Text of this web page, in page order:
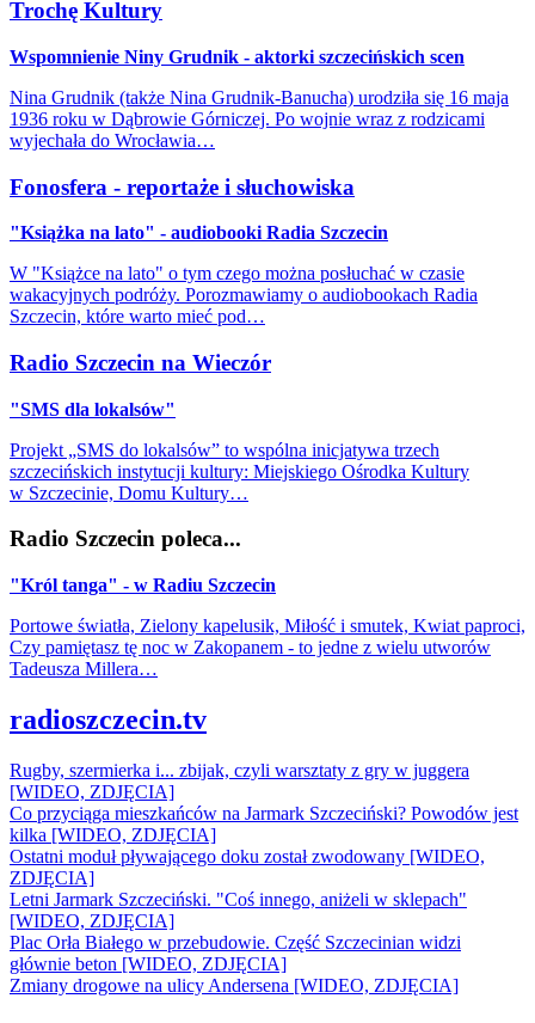
Trochę Kultury
Wspomnienie Niny Grudnik - aktorki szczecińskich scen
Nina Grudnik (także Nina Grudnik-Banucha) urodziła się 16 maja
1936 roku w Dąbrowie Górniczej. Po wojnie wraz z rodzicami
wyjechała do Wrocławia…
Fonosfera - reportaże i słuchowiska
"Książka na lato" - audiobooki Radia Szczecin
W "Książce na lato" o tym czego można posłuchać w czasie
wakacyjnych podróży. Porozmawiamy o audiobookach Radia
Szczecin, które warto mieć pod…
Radio Szczecin na Wieczór
"SMS dla lokalsów"
Projekt „SMS do lokalsów” to wspólna inicjatywa trzech
szczecińskich instytucji kultury: Miejskiego Ośrodka Kultury
w Szczecinie, Domu Kultury…
Radio Szczecin poleca...
"Król tanga" - w Radiu Szczecin
Portowe światła, Zielony kapelusik, Miłość i smutek, Kwiat paproci,
Czy pamiętasz tę noc w Zakopanem - to jedne z wielu utworów
Tadeusza Millera…
radioszczecin.tv
Rugby, szermierka i... zbijak, czyli warsztaty z gry w juggera
[WIDEO, ZDJĘCIA]
Co przyciąga mieszkańców na Jarmark Szczeciński? Powodów jest
kilka [WIDEO, ZDJĘCIA]
Ostatni moduł pływającego doku został zwodowany [WIDEO,
ZDJĘCIA]
Letni Jarmark Szczeciński. "Coś innego, aniżeli w sklepach"
[WIDEO, ZDJĘCIA]
Plac Orła Białego w przebudowie. Część Szczecinian widzi
głównie beton [WIDEO, ZDJĘCIA]
Zmiany drogowe na ulicy Andersena [WIDEO, ZDJĘCIA]